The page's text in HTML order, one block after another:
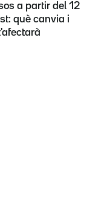
a partir del 12
què canvia i